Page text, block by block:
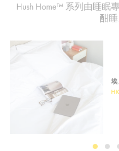
Hush Home™ 系列由睡眠
酣睡